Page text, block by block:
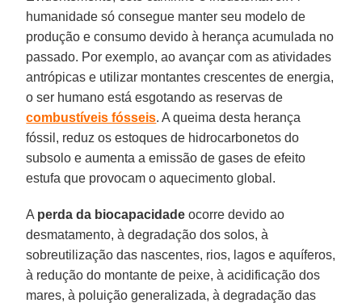
humanidade só consegue manter seu modelo de
produção e consumo devido à herança acumulada no
passado. Por exemplo, ao avançar com as atividades
antrópicas e utilizar montantes crescentes de energia,
o ser humano está esgotando as reservas de
combustíveis fósseis. A queima desta herança
fóssil, reduz os estoques de hidrocarbonetos do
subsolo e aumenta a emissão de gases de efeito
estufa que provocam o aquecimento global.
A perda da biocapacidade ocorre devido ao
desmatamento, à degradação dos solos, à
sobreutilização das nascentes, rios, lagos e aquíferos,
à redução do montante de peixe, à acidificação dos
mares, à poluição generalizada, à degradação das